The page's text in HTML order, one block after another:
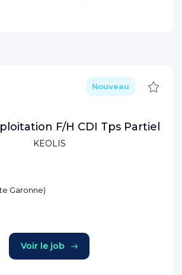
KEOLIS
Nouveau
F/H CDI Tps Partiel
Garonne)
Voir le job